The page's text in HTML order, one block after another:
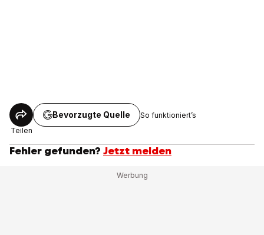
Teilen
Bevorzugte Quelle So funktioniert’s
Fehler gefunden? Jetzt melden